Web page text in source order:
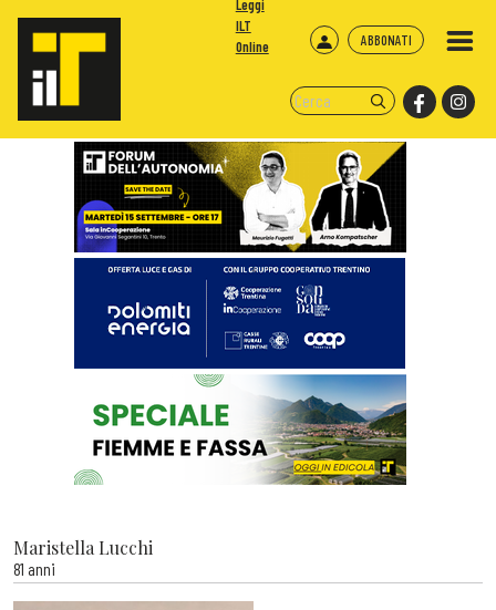
ABBONATI
Leggi
ILT
Online
Maristella Lucchi
81 anni